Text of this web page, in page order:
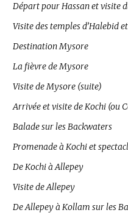
Départ pour Hassan et visite
Visite des temples d’Halebid
Destination Mysore
La fièvre de Mysore
Visite de Mysore (suite)
Arrivée et visite de Kochi (ou
Balade sur les Backwaters
Promenade à Kochi et
De Kochi à Allepey
Visite de Allepey
De Allepey à Kollam sur les